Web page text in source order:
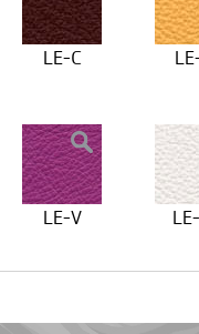
LE-C
LE-V